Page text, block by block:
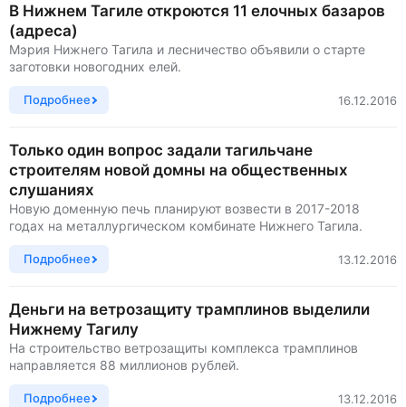
В Нижнем Тагиле откроются 11 елочных базаров
(адреса)
Мэрия Нижнего Тагила и лесничество объявили о старте
заготовки новогодних елей.
Подробнее 16.12.2016
Только один вопрос задали тагильчане
строителям новой домны на общественных
слушаниях
Новую доменную печь планируют возвести в 2017-2018
годах на металлургическом комбинате Нижнего Тагила.
Подробнее 13.12.2016
Деньги на ветрозащиту трамплинов выделили
Нижнему Тагилу
На строительство ветрозащиты комплекса трамплинов
направляется 88 миллионов рублей.
Подробнее 13.12.2016